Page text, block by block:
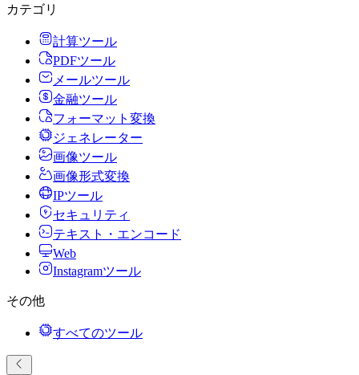
カテゴリ
計算ツール
PDFツール
メールツール
金融ツール
フォーマット変換
ジェネレーター
画像ツール
画像形式変換
IPツール
セキュリティ
テキスト・エンコード
Web
Instagramツール
その他
すべてのツール